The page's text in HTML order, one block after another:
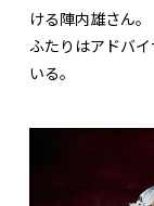
ける陣内雄さん。
ふたりはアドバ
いる。